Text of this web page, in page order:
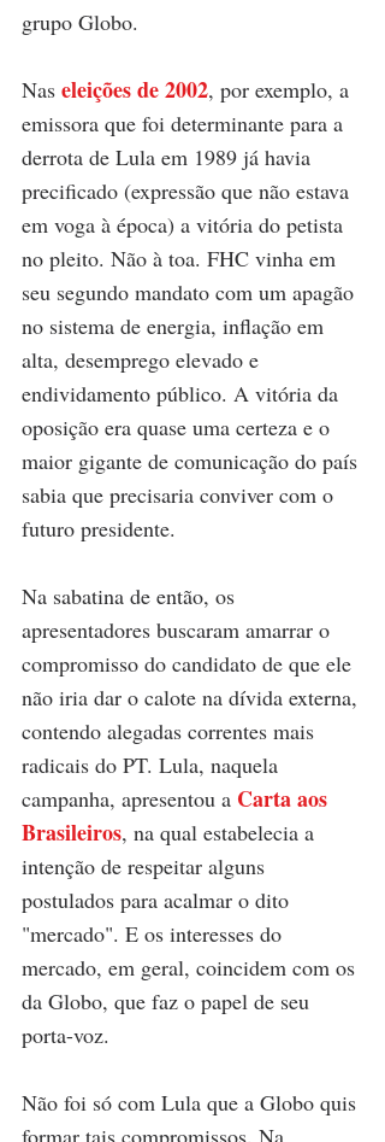
grupo Globo.
Nas eleições de 2002, por exemplo, a
emissora que foi determinante para a
derrota de Lula em 1989 já havia
precificado (expressão que não estava
em voga à época) a vitória do petista
no pleito. Não à toa. FHC vinha em
seu segundo mandato com um apagão
no sistema de energia, inflação em
alta, desemprego elevado e
endividamento público. A vitória da
oposição era quase uma certeza e o
maior gigante de comunicação do país
sabia que precisaria conviver com o
futuro presidente.
Na sabatina de então, os
apresentadores buscaram amarrar o
compromisso do candidato de que ele
não iria dar o calote na dívida externa,
contendo alegadas correntes mais
radicais do PT. Lula, naquela
campanha, apresentou a Carta aos
Brasileiros, na qual estabelecia a
intenção de respeitar alguns
postulados para acalmar o dito
"mercado". E os interesses do
mercado, em geral, coincidem com os
da Globo, que faz o papel de seu
porta-voz.
Não foi só com Lula que a Globo quis